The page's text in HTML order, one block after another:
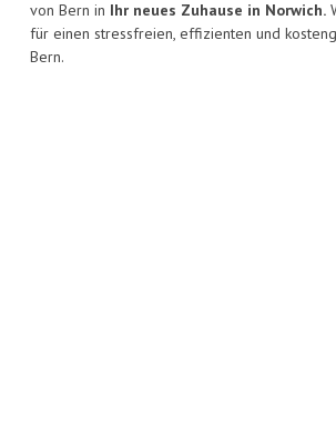
von Bern in Ihr neues Zuhause in Norwich.
für einen stressfreien, effizienten und
Bern.